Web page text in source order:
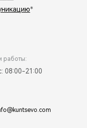
*
работы:
08:00-21:00